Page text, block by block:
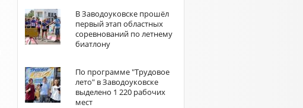
В Заводоуковске прошёл
первый этап областных
соревнований по летнему
биатлону
По программе "Трудовое
лето" в Заводоуковске
выделено 1 220 рабочих
мест